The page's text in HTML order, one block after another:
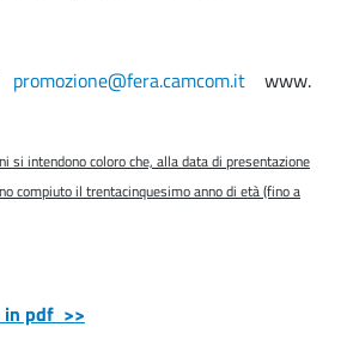
promozione@fera.camcom.it www.
si intendono coloro che, alla data di presentazione
compiuto il trentacinquesimo anno di età (fino a
in pdf >>